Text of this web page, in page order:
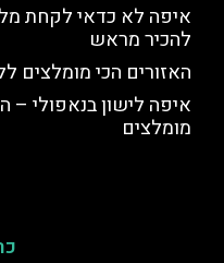
איפה לא כדאי לקחת
להכיר מראש
האזורים הכי מומלצים
איפה לישון בנאפולי –
מומלצים